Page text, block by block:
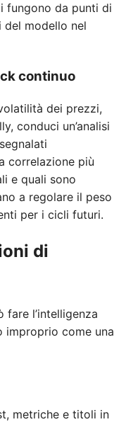
fungono da punti di
modello nel
continuo
dei prezzi,
conduci un’analisi
correlazione più
e quali sono
a regolare il peso
per i cicli futuri.
di
fare l’intelligenza
improprio come una
metriche e titoli in